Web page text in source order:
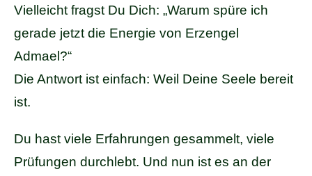
Vielleicht fragst Du Dich: „Warum spüre ich
gerade jetzt die Energie von Erzengel
Admael?“
Die Antwort ist einfach: Weil Deine Seele bereit
ist.
Du hast viele Erfahrungen gesammelt, viele
Prüfungen durchlebt. Und nun ist es an der